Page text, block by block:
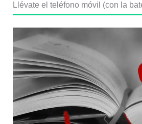
Llévate el teléfono móvil (con la